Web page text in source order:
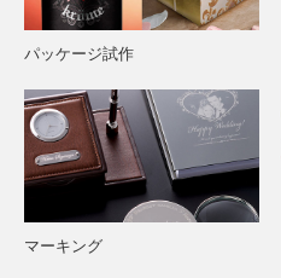
パッケージ試作
マーキング